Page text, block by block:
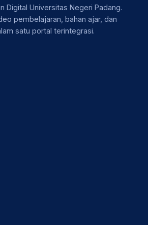
Digital Universitas Negeri Padang.
pembelajaran, bahan ajar, dan
satu portal terintegrasi.